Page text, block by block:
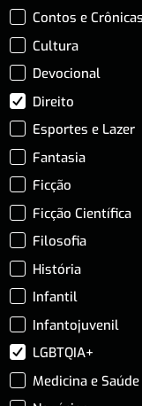
Contos e Crônicas
Cultura
Devocional
Direito
Esportes e Lazer
Fantasia
Ficção
Ficção Científica
Filosofia
História
Infantil
Infantojuvenil
LGBTQIA+
Medicina e Saúde